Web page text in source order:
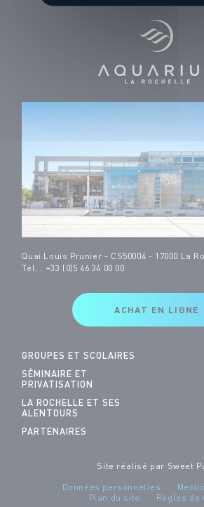
Quai Louis Prunier - CS50004 - 17000 La
Tél. : +33 (0)5 46 34 00 00
ACHAT EN LIGNE
GROUPES ET SCOLAIRES
SÉMINAIRE ET
PRIVATISATION
LA ROCHELLE ET SES
ALENTOURS
PARTENAIRES
Site réalisé par Sweet
Données personnelles
Plan du site
Règles de